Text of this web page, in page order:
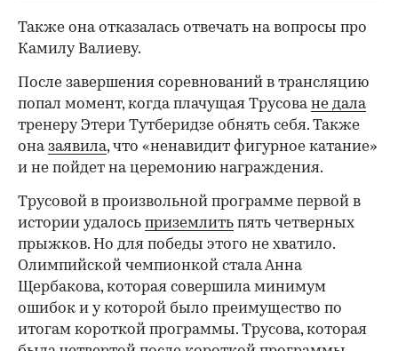
Также она отказалась отвечать на вопросы про
Камилу Валиеву.
После завершения соревнований в трансляцию
попал момент, когда плачущая Трусоване дала
тренеру Этери Тутберидзе обнять себя. Также
оназаявила, что «ненавидит фигурное катание»
и не пойдет на церемонию награждения.
Трусовой в произвольной программе первой в
истории удалось приземлить пять четверных
прыжков. Но для победы этого не хватило.
Олимпийской чемпионкой стала Анна
Щербакова, которая совершила минимум
ошибок и у которой было преимущество по
итогам короткой программы. Трусова, которая